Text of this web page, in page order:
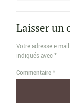
Laisser un
Votre adresse e-
indiqués avec*
Commentaire*